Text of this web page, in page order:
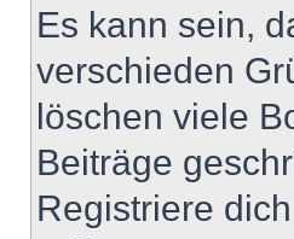
Es kann sein,
verschieden
löschen viele
Beiträge
Registriere